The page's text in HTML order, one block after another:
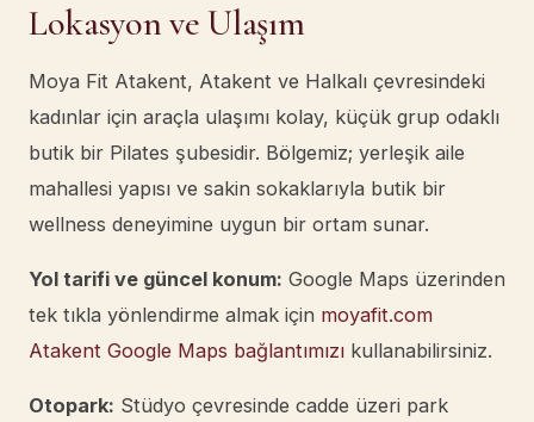
Lokasyon ve Ulaşım
Moya Fit Atakent, Atakent ve Halkalı çevresindeki
kadınlar için araçla ulaşımı kolay, küçük grup odaklı
butik bir Pilates şubesidir. Bölgemiz; yerleşik aile
mahallesi yapısı ve sakin sokaklarıyla butik bir
wellness deneyimine uygun bir ortam sunar.
Yol tarifi ve güncel konum: Google Maps üzerinden
tek tıkla yönlendirme almak için moyafit.com
Atakent Google Maps bağlantımızı kullanabilirsiniz.
Otopark: Stüdyo çevresinde cadde üzeri park